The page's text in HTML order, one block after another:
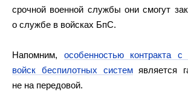
срочной военной службы они смогут
о службе в войсках БпС.
Напомним, особенностью контракта с
войск беспилотных системявляется
не на передовой.